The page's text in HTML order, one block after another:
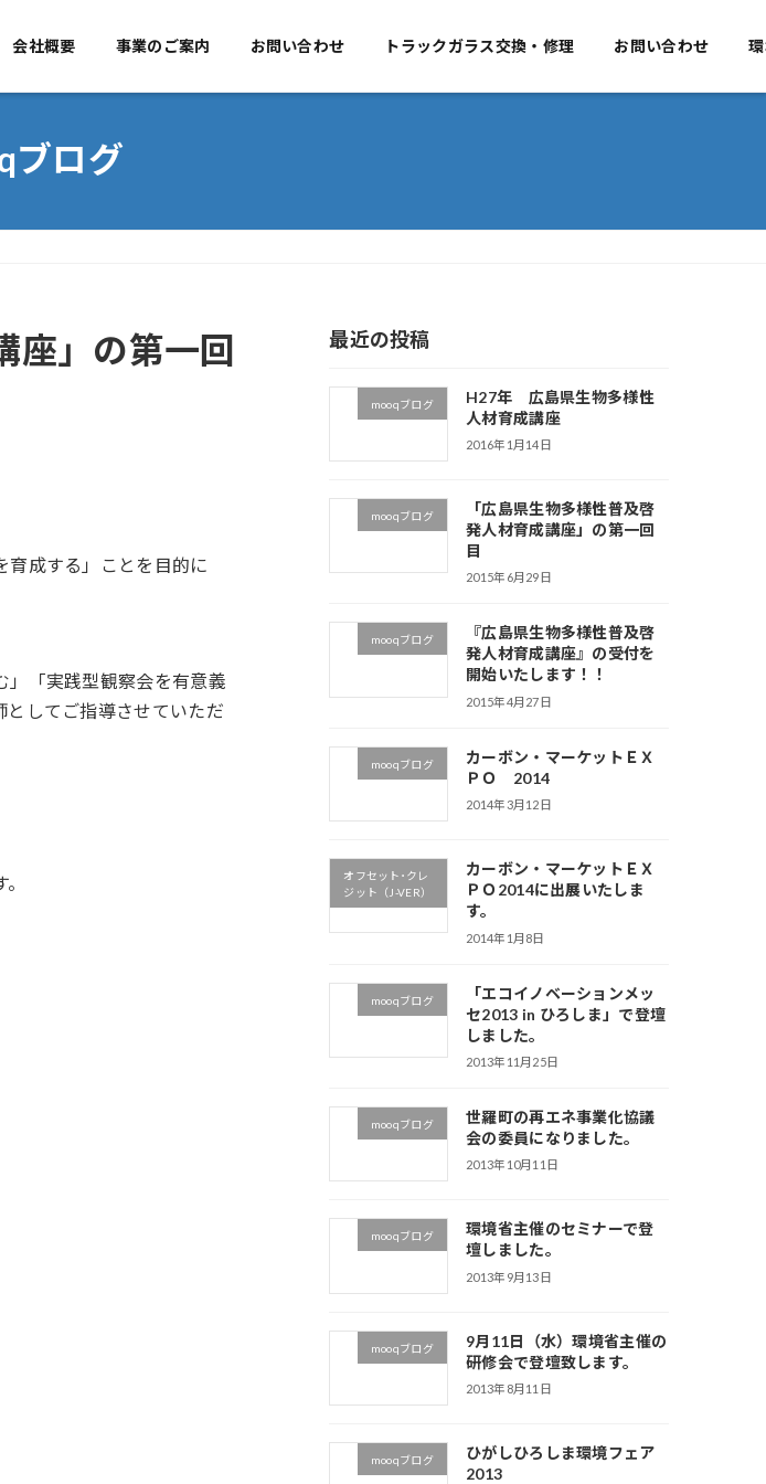
ページ 代表者挨拶 会社概要 事業のご案内 お問い合わせ
会社概要 事業のご案内 お問い合わせ トラックガラス交換・修理 お問い合わせ
ブログ
座」の第一回
育成する」ことを目的に
」「実践型観察会を有意義
してご指導させていただ
最近の投稿
mooqブログ
H27年 広島県生物多様性
人材育成講座
2016年1月14日
mooqブログ
「広島県生物多様性普及啓
発人材育成講座」の第一回
目
2015年6月29日
mooqブログ
『広島県生物多様性普及啓
発人材育成講座』の受付を
開始いたします！！
2015年4月27日
mooqブログ
カーボン・マーケットＥＸ
ＰＯ 2014
2014年3月12日
オフセット･クレ
ジット（J-VER）
カーボン・マーケットＥＸ
ＰＯ2014に出展いたしま
す。
2014年1月8日
mooqブログ
「エコイノベーションメッ
セ2013 in ひろしま」で登壇
しました。
2013年11月25日
mooqブログ
世羅町の再エネ事業化協議
会の委員になりました。
2013年10月11日
mooqブログ
環境省主催のセミナーで登
壇しました。
2013年9月13日
mooqブログ
9月11日（水）環境省主催の
研修会で登壇致します。
2013年8月11日
mooqブログ
ひがしひろしま環境フェア
2013